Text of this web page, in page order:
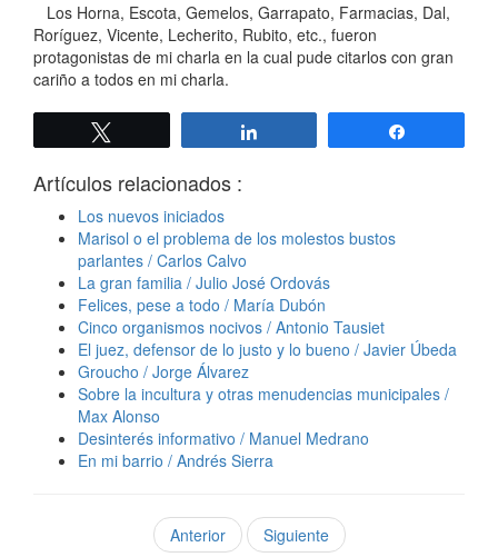
Los Horna, Escota, Gemelos, Garrapato, Farmacias, Dal,
Roríguez, Vicente, Lecherito, Rubito, etc., fueron
protagonistas de mi charla en la cual pude citarlos con gran
cariño a todos en mi charla.
Artículos relacionados :
Los nuevos iniciados
Marisol o el problema de los molestos bustos
parlantes / Carlos Calvo
La gran familia / Julio José Ordovás
Felices, pese a todo / María Dubón
Cinco organismos nocivos / Antonio Tausiet
El juez, defensor de lo justo y lo bueno / Javier Úbeda
Groucho / Jorge Álvarez
Sobre la incultura y otras menudencias municipales /
Max Alonso
Desinterés informativo / Manuel Medrano
En mi barrio / Andrés Sierra
Anterior Siguiente